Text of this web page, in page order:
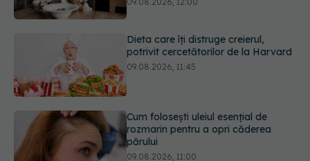
Cum folosești uleiul esențial de
rozmarin pentru a opri căderea
părului
Secretul ciocolatei perfecte a fost
descoperit. Nu se află în rețetă
09.08.2026, 10:00